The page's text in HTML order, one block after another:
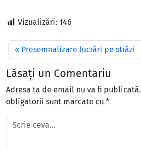
Vizualizări: 146
Presemnalizare lucrări pe străzi
Lăsați un Comentariu
Adresa ta de email nu va fi publicată.
obligatorii sunt marcate cu *